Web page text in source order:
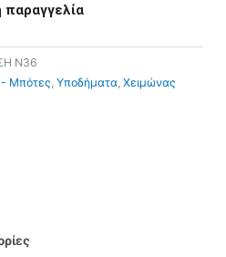
Ν36
Μπότες, Υποδήματα, Χειμώνας